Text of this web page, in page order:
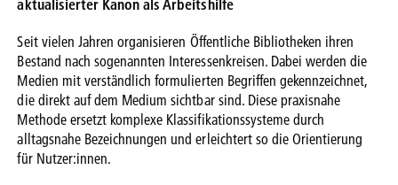
aktualisierter Kanon als Arbeitshilfe
Seit vielen Jahren organisieren Öffentliche Bibliotheken ihren
Bestand nach sogenannten Interessenkreisen. Dabei werden die
Medien mit verständlich formulierten Begriffen gekennzeichnet,
die direkt auf dem Medium sichtbar sind. Diese praxisnahe
Methode ersetzt komplexe Klassifikationssysteme durch
alltagsnahe Bezeichnungen und erleichtert so die Orientierung
für Nutzer:innen.